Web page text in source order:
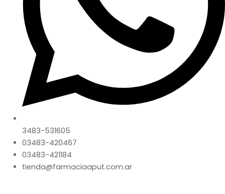
3483-531605
03483-420467
03483-421184
tienda@farmaciaaput.com.ar